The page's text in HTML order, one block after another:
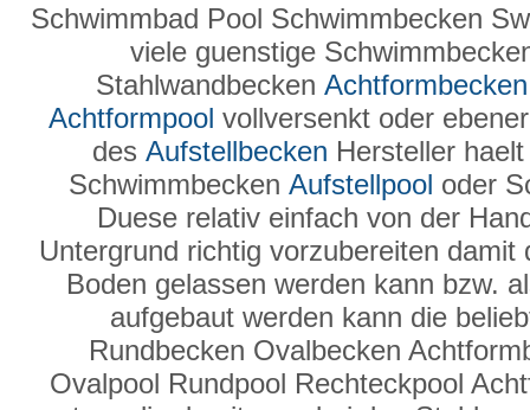
Schwimmbad Pool Schwimmbecken
viele guenstige
Stahlwandbecken Achtformbecken
Achtformpool vollversenkt oder
des Aufstellbecken Hersteller
Schwimmbecken Aufstellpool oder
Duese relativ einfach von der
Untergrund richtig vorzubereiten damit
Boden gelassen werden kann bzw.
aufgebaut werden kann die
Rundbecken Ovalbecken
Ovalpool Rundpool Rechteckpool